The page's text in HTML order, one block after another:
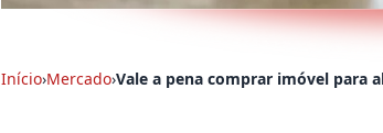
Início›Mercado›Vale a pena comprar imóvel para